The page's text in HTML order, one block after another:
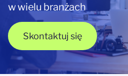
w wielu branżach
Skontaktuj się